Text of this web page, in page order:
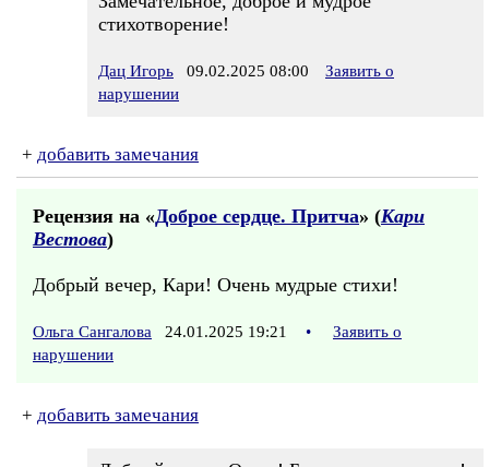
стихотворение!
Дац Игорь 09.02.2025 08:00
Заявить о
нарушении
+ добавить замечания
Рецензия на «Доброе сердце. Притча» (Кари
Вестова)
Добрый вечер, Кари! Очень мудрые стихи!
Ольга Сангалова 24.01.2025 19:21 •
Заявить о
нарушении
+ добавить замечания